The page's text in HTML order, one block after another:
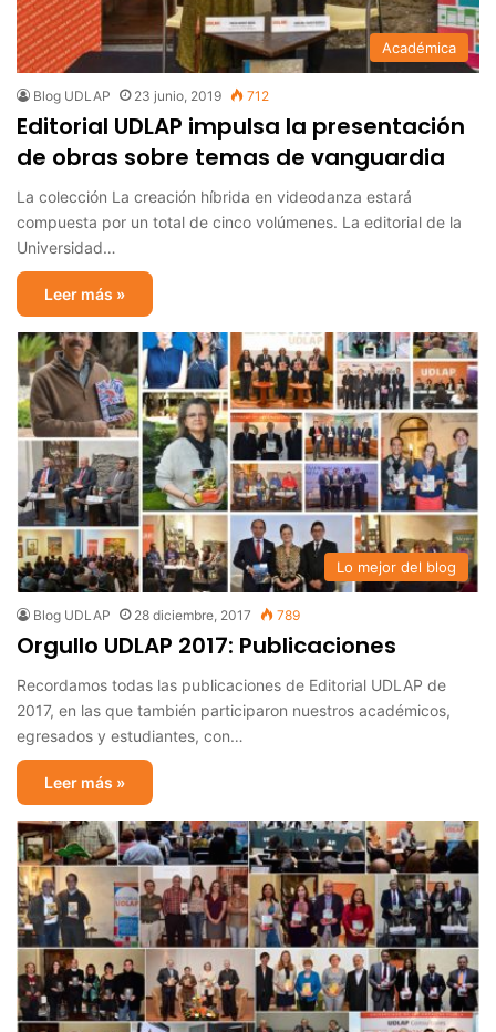
Académica
Blog UDLAP 23 junio, 2019 712
Editorial UDLAP impulsa la presentación
de obras sobre temas de vanguardia
La colección La creación híbrida en videodanza estará
compuesta por un total de cinco volúmenes. La editorial de la
Universidad…
Leer más »
Lo mejor del blog
Blog UDLAP 28 diciembre, 2017 789
Orgullo UDLAP 2017: Publicaciones
Recordamos todas las publicaciones de Editorial UDLAP de
2017, en las que también participaron nuestros académicos,
egresados y estudiantes, con…
Leer más »